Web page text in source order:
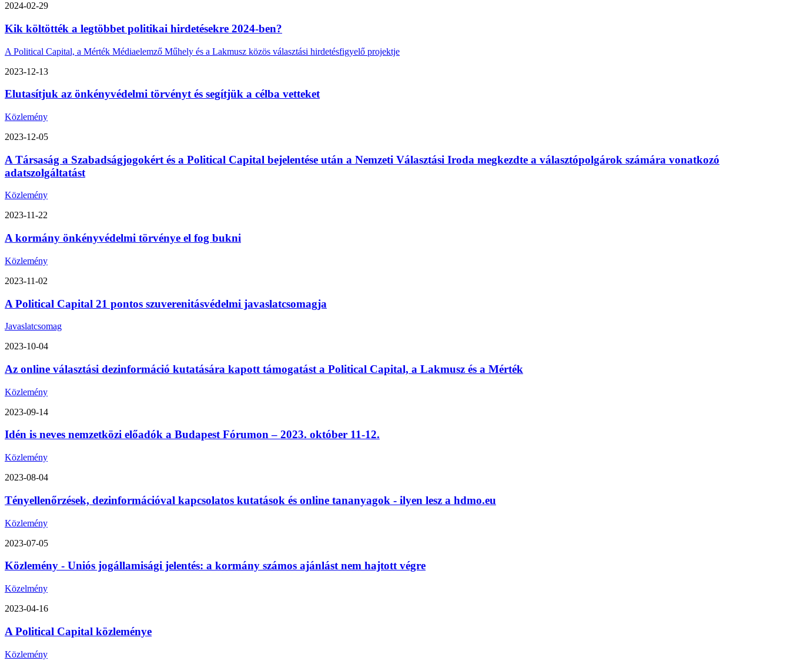
2024-02-29
Kik költötték a legtöbbet politikai hirdetésekre 2024-ben?
A Political Capital, a Mérték Médiaelemző Műhely és a Lakmusz közös választási hirdetésfigyelő projektje
2023-12-13
Elutasítjuk az önkényvédelmi törvényt és segítjük a célba vetteket
Közlemény
2023-12-05
A Társaság a Szabadságjogokért és a Political Capital bejelentése után a Nemzeti Választási Iroda megkezdte a választópolgárok számára vonatkozó
adatszolgáltatást
Közlemény
2023-11-22
A kormány önkényvédelmi törvénye el fog bukni
Közlemény
2023-11-02
A Political Capital 21 pontos szuverenitásvédelmi javaslatcsomagja
Javaslatcsomag
2023-10-04
Az online választási dezinformáció kutatására kapott támogatást a Political Capital, a Lakmusz és a Mérték
Közlemény
2023-09-14
Idén is neves nemzetközi előadók a Budapest Fórumon – 2023. október 11-12.
Közlemény
2023-08-04
Tényellenőrzések, dezinformációval kapcsolatos kutatások és online tananyagok - ilyen lesz a hdmo.eu
Közlemény
2023-07-05
Közlemény - Uniós jogállamisági jelentés: a kormány számos ajánlást nem hajtott végre
Közelmény
2023-04-16
A Political Capital közleménye
Közlemény